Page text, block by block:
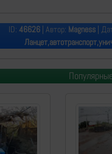
ID: 46626 | Автор: Magness |